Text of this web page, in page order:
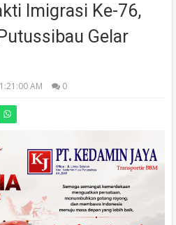
Imigrasi Ke-76,
Gelar
AM 0